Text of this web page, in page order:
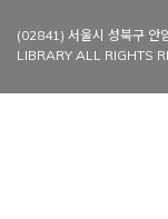
(02841) 서울시 성북구
LIBRARY ALL RIGHTS